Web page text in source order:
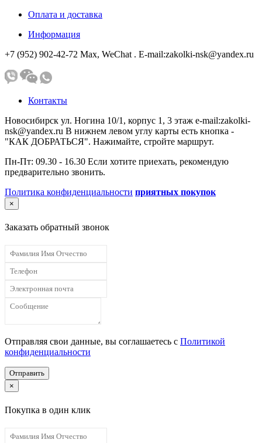
Оплата и доставка
Информация
+7 (952) 902-42-72 Мах, WeChat . E-mail:zakolki-nsk@yandex.ru
Контакты
Новосибирск ул. Ногина 10/1, корпус 1, 3 этаж e-mail:zakolki-
nsk@yandex.ru В нижнем левом углу карты есть кнопка -
"КАК ДОБРАТЬСЯ". Нажимайте, стройте маршрут.
Пн-Пт: 09.30 - 16.30 Если хотите приехать, рекомендую
предварительно звонить.
Политика конфиденциальности приятных покупок
×
Заказать обратный звонок
Отправляя свои данные, вы соглашаетесь с Политикой
конфиденциальности
Отправить
×
Покупка в один клик